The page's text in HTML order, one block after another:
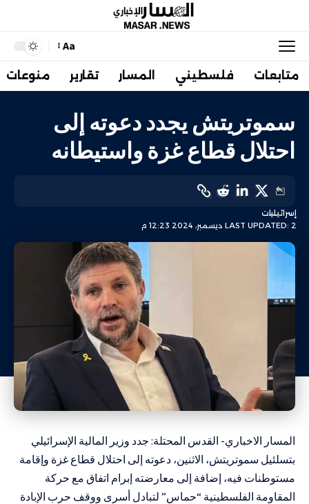
Aa
متابعات فلسطيني المسار تقارير منوعات
سموتريتش يجدد دعوته إلى
احتلال قطاع غزة واستيطانه
LAST UPDATED: 2 ديسمبر، 2024 12:23 م
إسرائيليات
المسار الاخباري- القدس المحتلة: جدد وزير المالية الإسرائيلي
بتسلئيل سموتريتش، الاثنين، دعوته إلى احتلال قطاع غزة وإقامة
مستوطنات فيه، إضافة إلى معارضته إبرام اتفاق مع حركة
المقاومة الفلسطينية “حماس” لتبادل أسرى ووقف حرب الإبادة